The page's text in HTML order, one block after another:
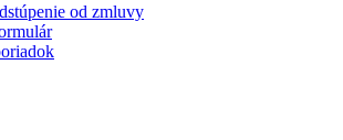
od zmluvy